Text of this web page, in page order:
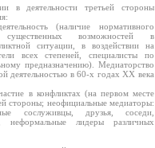
в деятельности третьей стороны
(наличие нормативного
возможностей в
ситуации, в воздействии на
всех степеней, специалисты по
предназначению). Медиаторство
деятельностью в 60-х годах XX века
в конфликтах (на первом месте
стороны; неофициальные медиаторы:
сослуживцы, друзья, соседи,
неформальные лидеры различных